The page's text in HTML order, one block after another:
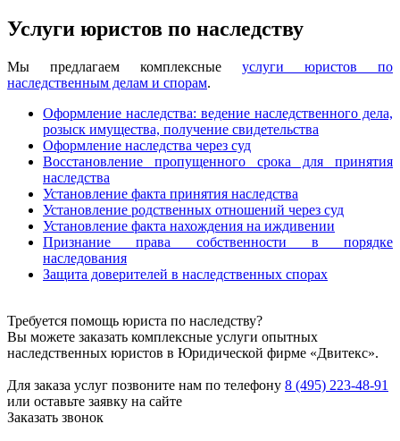
Услуги юристов по наследству
Мы предлагаем комплексные услуги юристов по
наследственным делам и спорам.
Оформление наследства: ведение наследственного дела,
розыск имущества, получение свидетельства
Оформление наследства через суд
Восстановление пропущенного срока для принятия
наследства
Установление факта принятия наследства
Установление родственных отношений через суд
Установление факта нахождения на иждивении
Признание права собственности в порядке
наследования
Защита доверителей в наследственных спорах
Требуется помощь юриста по наследству?
Вы можете заказать комплексные услуги опытных
наследственных юристов в Юридической фирме «Двитекс».
Для заказа услуг позвоните нам по телефону 8 (495) 223-48-91
или оставьте заявку на сайте
Заказать звонок